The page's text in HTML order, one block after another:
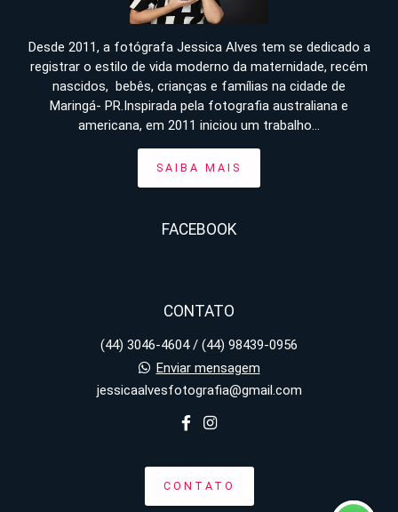
Desde 2011, a fotógrafa Jessica Alves tem se dedicado a
registrar o estilo de vida moderno da maternidade, recém
nascidos, bebês, crianças e famílias na cidade de
Maringá- PR.Inspirada pela fotografia australiana e
americana, em 2011 iniciou um trabalho...
SAIBA MAIS
FACEBOOK
CONTATO
(44) 3046-4604 / (44) 98439-0956
Enviar mensagem
jessicaalvesfotografia@gmail.com
CONTATO